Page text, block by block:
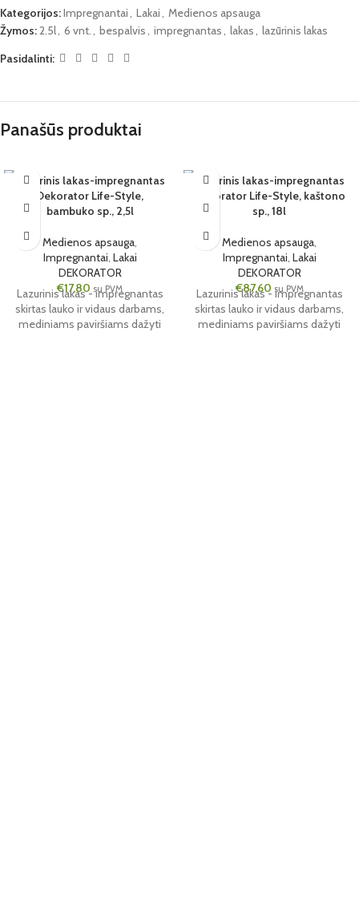
Kategorijos:Impregnantai, Lakai, Medienos apsauga
Žymos:2.5l, 6 vnt., bespalvis, impregnantas, lakas, lazūrinis lakas
Pasidalinti:
Panašūs produktai
2.5L
Lazurinis lakas-impregnantas
Dekorator Life-Style,
bambuko sp., 2,5l
Medienos apsauga,
Impregnantai, Lakai
DEKORATOR
€17,80 su PVM
Lazurinis lakas - impregnantas
skirtas lauko ir vidaus darbams,
mediniams paviršiams dažyti
18L
KAŠTONO
Lazurinis lakas-impregnantas
Dekorator Life-Style, kaštono
sp., 18l
Medienos apsauga,
Impregnantai, Lakai
DEKORATOR
€87,60 su PVM
Lazurinis lakas - impregnantas
skirtas lauko ir vidaus darbams,
mediniams paviršiams dažyti